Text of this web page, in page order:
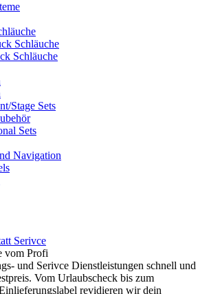
Schläuche
Schläuche
Stage Sets
Sets
Navigation
Serivce
vom Profi
und Serivce Dienstleistungen schnell und
Vom Urlaubscheck bis zum
revidieren wir dein